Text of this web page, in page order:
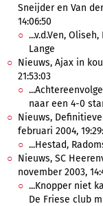
Sneijder en Van
14:06:50
...v.d.Ven,
Lange
Nieuws, Ajax in
21:53:03
naar een 4-0
Nieuws,
februari 2004,
...Hestad,
Nieuws, SC
november 2003,
...Knopper niet
De Friese club